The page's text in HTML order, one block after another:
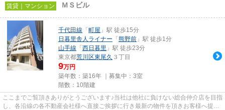
賃貸｜マンション ＭＳビル
千代田線 「 町屋 」駅 徒歩15分
日暮里舎人ライナー 「 熊野前 」駅 徒歩1分
山手線 「 西日暮里 」駅 徒歩23分
東京都荒川区東尾久 ３丁目
9万円
築年数：築16年 ｜募集中： 3室
階数：10階建
ここまでご覧頂きありがとうございます♪当社は他社に負けない総合仲介店を目指
し、各沿線の各不動産会社様へ直接ご挨拶に行き最新の物件を頂きお客様へ提供